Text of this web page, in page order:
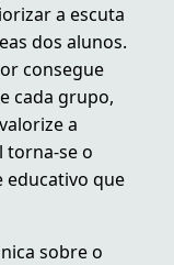
a escuta
dos alunos.
consegue
cada grupo,
a
torna-se o
que
sobre o